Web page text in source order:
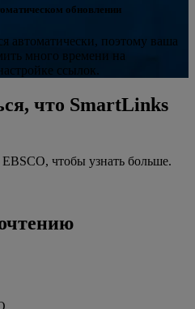
обновлении
автоматически, поэтому ваша
много времени на
ссылок.
что SmartLinks
чтобы узнать больше.